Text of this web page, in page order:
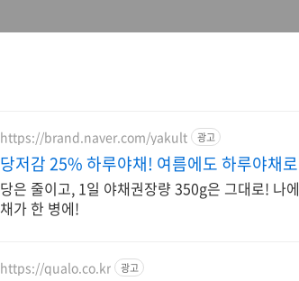
https://brand.naver.com/yakult 광고
당저감 25% 하루야채! 여름에도 하루야채
당은 줄이고, 1일 야채권장량 350g은 그대로! 나
채가 한 병에!
https://qualo.co.kr 광고